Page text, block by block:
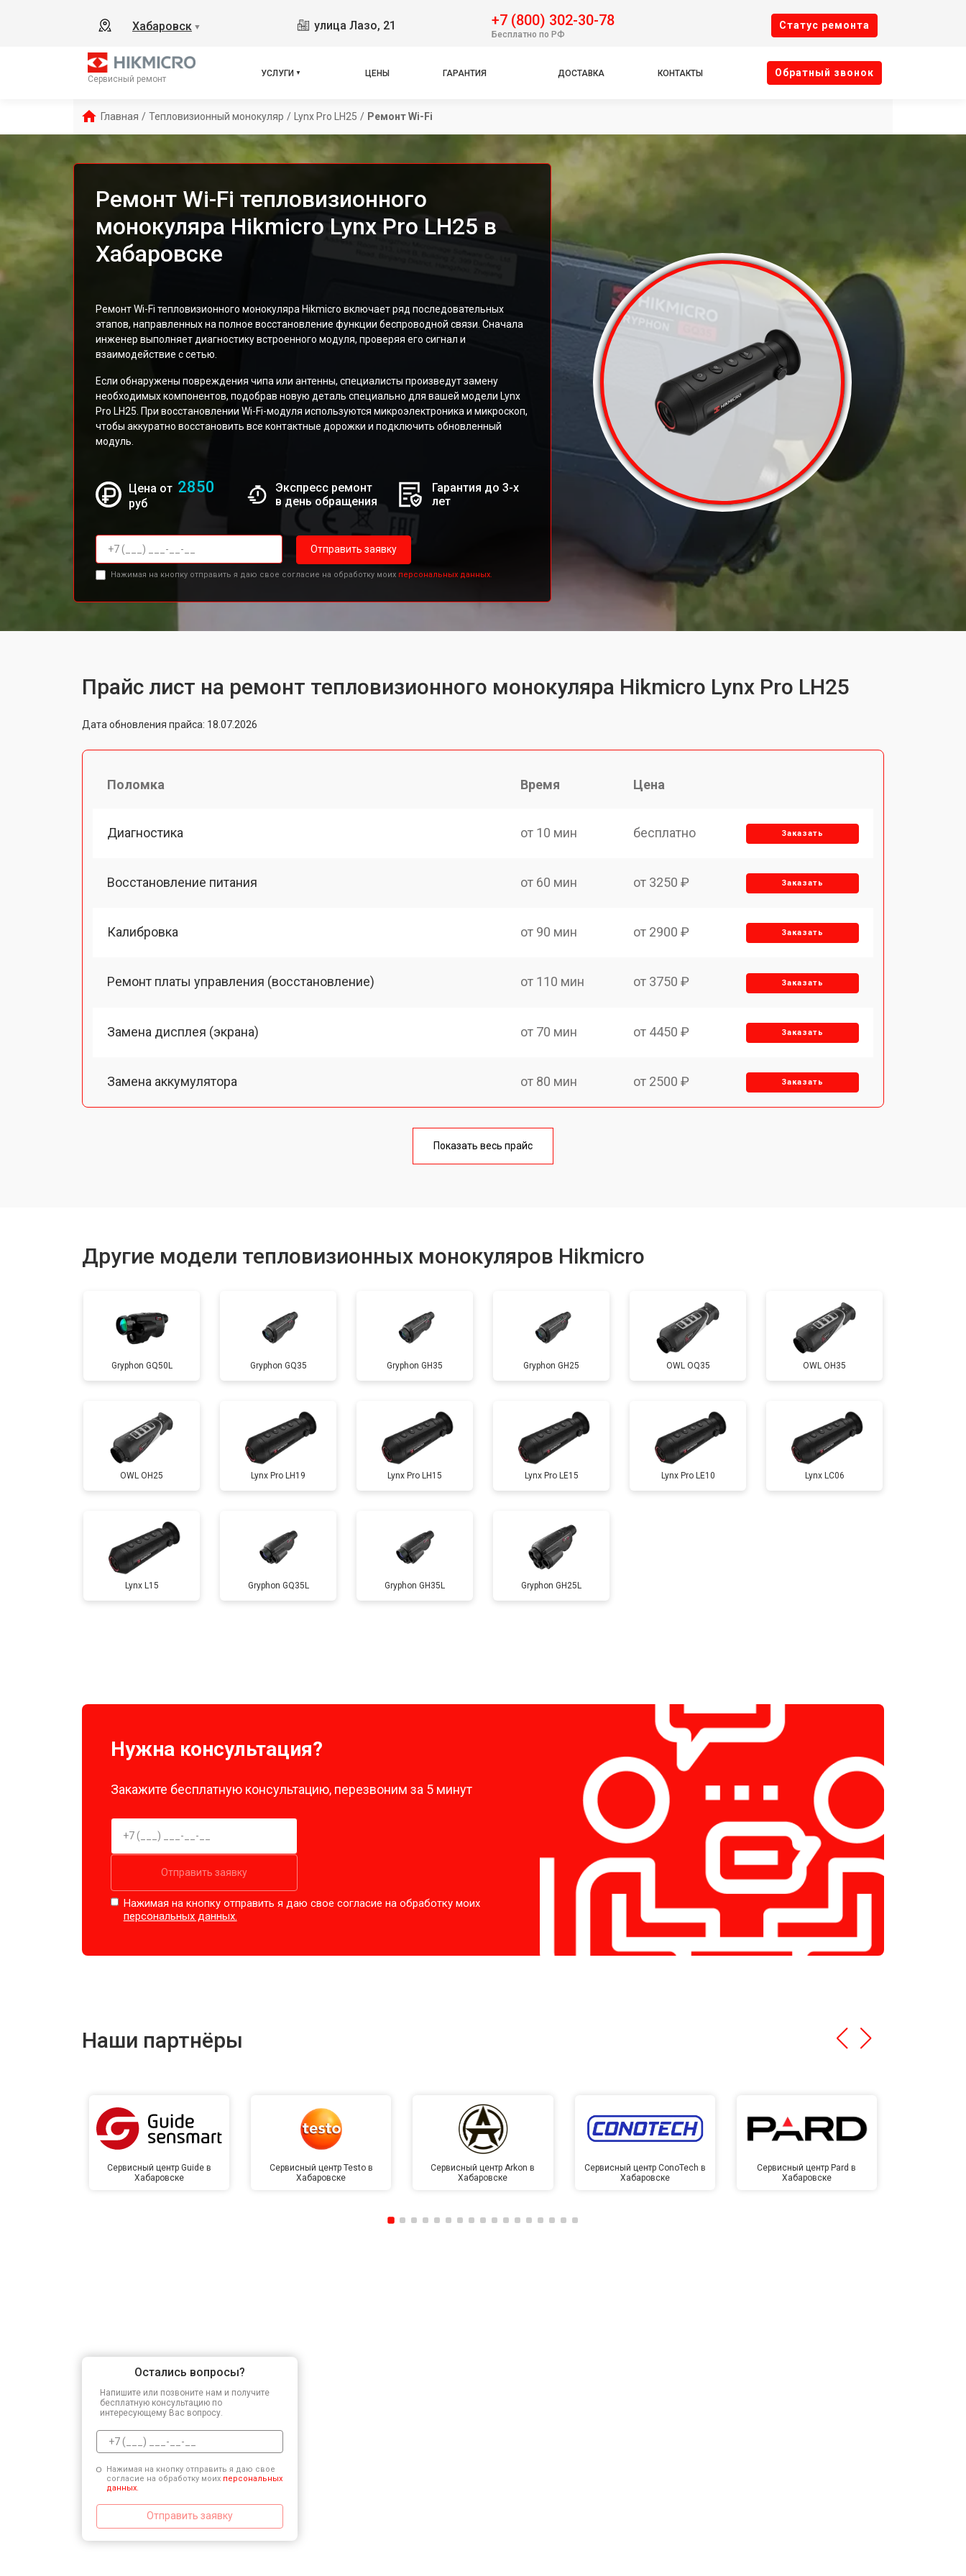
Хабаровск ▼ улица Лазо, 21 +7 (800) 302-30-78
Бесплатно по РФ
Cтатус ремонта
Сервисный ремонт
УСЛУГИ ЦЕНЫ ГАРАНТИЯ ДОСТАВКА КОНТАКТЫ Oбратный звонок
Главная / Тепловизионный монокуляр / Lynx Pro LH25 / Ремонт Wi-Fi
Ремонт Wi-Fi тепловизионного
монокуляра Hikmicro Lynx Pro LH25 в
Хабаровске
Ремонт Wi-Fi тепловизионного монокуляра Hikmicro включает ряд последовательных
этапов, направленных на полное восстановление функции беспроводной связи. Сначала
инженер выполняет диагностику встроенного модуля, проверяя его сигнал и
взаимодействие с сетью.
Если обнаружены повреждения чипа или антенны, специалисты произведут замену
необходимых компонентов, подобрав новую деталь специально для вашей модели Lynx
Pro LH25. При восстановлении Wi-Fi-модуля используются микроэлектроника и микроскоп,
чтобы аккуратно восстановить все контактные дорожки и подключить обновленный
модуль.
Цена от 2850
руб
Экспресс ремонт
в день обращения
Гарантия до 3-х
лет
Отправить заявку
Нажимая на кнопку отправить я даю свое согласие на обработку моих персональных данных.
Прайс лист на ремонт тепловизионного монокуляра Hikmicro Lynx Pro LH25
Дата обновления прайса: 18.07.2026
Поломка Время Цена
Диагностика от 10 мин бесплатно Заказать
Восстановление питания от 60 мин от 3250 ₽ Заказать
Калибровка от 90 мин от 2900 ₽ Заказать
Ремонт платы управления (восстановление) от 110 мин от 3750 ₽ Заказать
Замена дисплея (экрана) от 70 мин от 4450 ₽ Заказать
Замена аккумулятора от 80 мин от 2500 ₽ Заказать
от 60 мин
Показать весь прайс
Другие модели тепловизионных монокуляров Hikmicro
Gryphon GQ50L Gryphon GQ35 Gryphon GH35 Gryphon GH25 OWL OQ35 OWL OH35
OWL OH25 Lynx Pro LH19 Lynx Pro LH15 Lynx Pro LE15 Lynx Pro LE10 Lynx LC06
Lynx L15 Gryphon GQ35L Gryphon GH35L Gryphon GH25L
Нужна консультация?
Закажите бесплатную консультацию, перезвоним за 5 минут
Отправить заявку
Нажимая на кнопку отправить я даю свое согласие на обработку моих
персональных данных.
Наши партнёры
Сервисный центр Guide в
Хабаровске
Сервисный центр Testo в
Хабаровске
Сервисный центр Arkon в
Хабаровске
Сервисный центр ConoTech в
Хабаровске
Сервисный центр Pard в
Хабаровске
Остались вопросы?
Напишите или позвоните нам и получите
бесплатную консультацию по
интересующему Вас вопросу.
Нажимая на кнопку отправить я даю свое
согласие на обработку моих персональных
данных.
Отправить заявку